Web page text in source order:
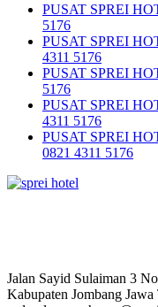
PUSAT SPREI
5176
PUSAT SPREI
4311 5176
PUSAT SPREI
5176
PUSAT SPREI
4311 5176
PUSAT SPREI
0821 4311 5176
Jalan Sayid Sulaiman 3
Kabupaten Jombang